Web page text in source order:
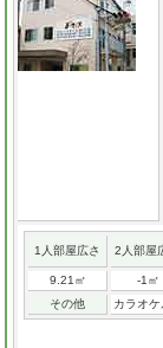
1人部屋広さ 2人部屋
9.21㎡
-1㎡
その他
カラオケ